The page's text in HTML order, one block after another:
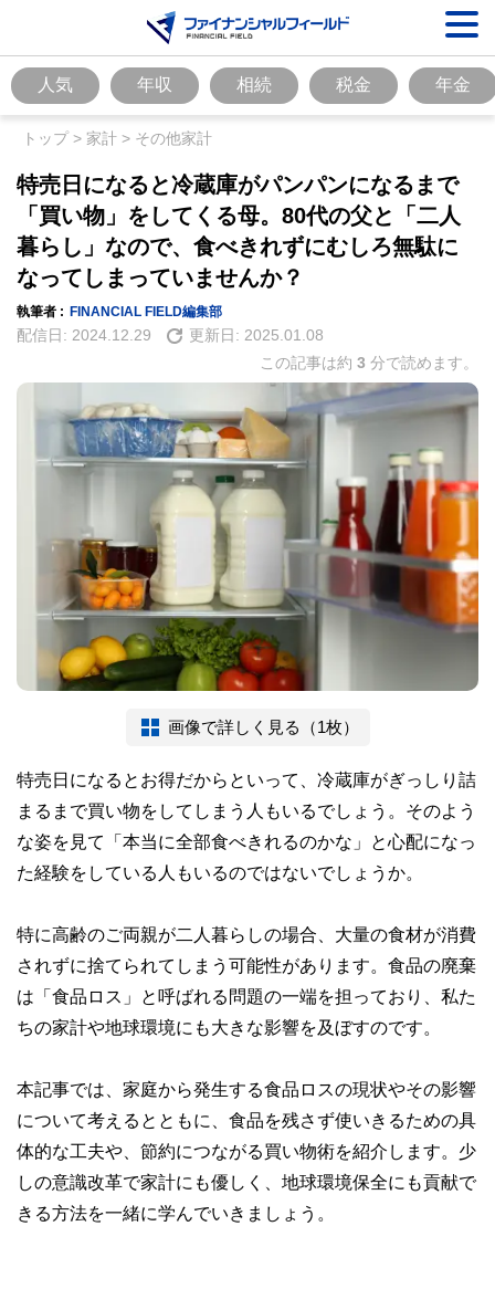
人気 年収 相続 税金 年金
トップ> 家計 > その他家計
特売日になると冷蔵庫がパンパンになるまで
「買い物」をしてくる母。80代の父と「二人
暮らし」なので、食べきれずにむしろ無駄に
なってしまっていませんか？
執筆者 : FINANCIAL FIELD編集部
配信日: 2024.12.29 更新日: 2025.01.08
この記事は約 3 分で読めます。
画像で詳しく見る（1枚）
特売日になるとお得だからといって、冷蔵庫がぎっしり詰
まるまで買い物をしてしまう人もいるでしょう。そのよう
な姿を見て「本当に全部食べきれるのかな」と心配になっ
た経験をしている人もいるのではないでしょうか。
特に高齢のご両親が二人暮らしの場合、大量の食材が消費
されずに捨てられてしまう可能性があります。食品の廃棄
は「食品ロス」と呼ばれる問題の一端を担っており、私た
ちの家計や地球環境にも大きな影響を及ぼすのです。
本記事では、家庭から発生する食品ロスの現状やその影響
について考えるとともに、食品を残さず使いきるための具
体的な工夫や、節約につながる買い物術を紹介します。少
しの意識改革で家計にも優しく、地球環境保全にも貢献で
きる方法を一緒に学んでいきましょう。